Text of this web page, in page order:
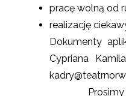
pracę wolną od
realizację
Dokumenty
Cypriana
Prosimy o